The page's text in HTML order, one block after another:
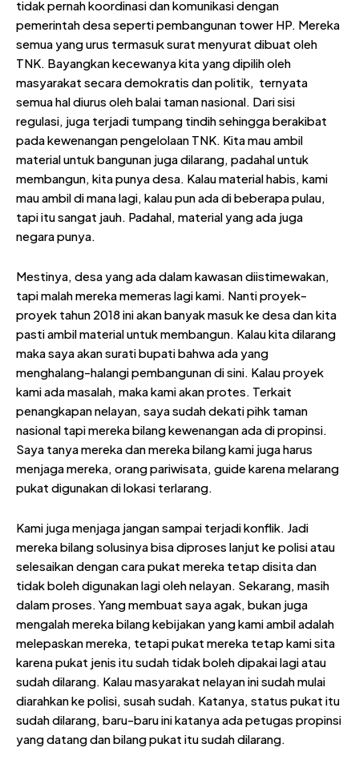
tidak pernah koordinasi dan komunikasi dengan
pemerintah desa seperti pembangunan tower HP. Mereka
semua yang urus termasuk surat menyurat dibuat oleh
TNK. Bayangkan kecewanya kita yang dipilih oleh
masyarakat secara demokratis dan politik,
ternyata
semua hal diurus oleh balai taman nasional. Dari sisi
regulasi, juga terjadi tumpang tindih sehingga berakibat
pada kewenangan pengelolaan TNK. Kita mau ambil
material untuk bangunan juga dilarang, padahal untuk
membangun, kita punya desa. Kalau material habis, kami
mau ambil di mana lagi, kalau pun ada di beberapa pulau,
tapi itu sangat jauh. Padahal, material yang ada juga
negara punya.
Mestinya, desa yang ada dalam kawasan diistimewakan,
tapi malah mereka memeras lagi kami. Nanti proyek-
proyek tahun 2018 ini akan banyak masuk ke desa dan kita
pasti ambil material untuk membangun. Kalau kita dilarang
maka saya akan surati bupati bahwa ada yang
menghalang-halangi pembangunan di sini. Kalau proyek
kami ada masalah, maka kami akan protes. Terkait
penangkapan nelayan, saya sudah dekati pihk taman
nasional tapi mereka bilang kewenangan ada di propinsi.
Saya tanya mereka dan mereka bilang kami juga harus
menjaga mereka, orang pariwisata, guide karena melarang
pukat digunakan di lokasi terlarang.
Kami juga menjaga jangan sampai terjadi konflik. Jadi
mereka bilang solusinya bisa diproses lanjut ke polisi atau
selesaikan dengan cara pukat mereka tetap disita dan
tidak boleh digunakan lagi oleh nelayan. Sekarang, masih
dalam proses. Yang membuat saya agak, bukan juga
mengalah mereka bilang kebijakan yang kami ambil adalah
melepaskan mereka, tetapi pukat mereka tetap kami sita
karena pukat jenis itu sudah tidak boleh dipakai lagi atau
sudah dilarang. Kalau masyarakat nelayan ini sudah mulai
diarahkan ke polisi, susah sudah. Katanya, status pukat itu
sudah dilarang, baru-baru ini katanya ada petugas propinsi
yang datang dan bilang pukat itu sudah dilarang.